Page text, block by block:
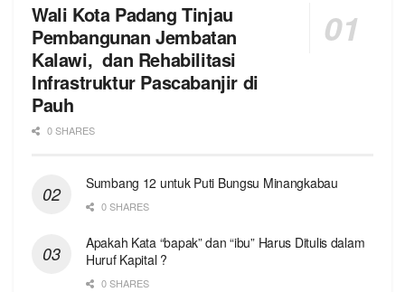
Wali Kota Padang Tinjau
Pembangunan Jembatan
Kalawi, dan Rehabilitasi
Infrastruktur Pascabanjir di
Pauh
0 SHARES
Sumbang 12 untuk Puti Bungsu Minangkabau
0 SHARES
Apakah Kata “bapak” dan “ibu” Harus Ditulis dalam
Huruf Kapital ?
0 SHARES